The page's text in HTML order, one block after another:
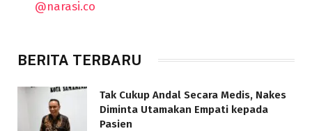
@narasi.co
BERITA TERBARU
Tak Cukup Andal Secara Medis, Nakes
Diminta Utamakan Empati kepada
Pasien